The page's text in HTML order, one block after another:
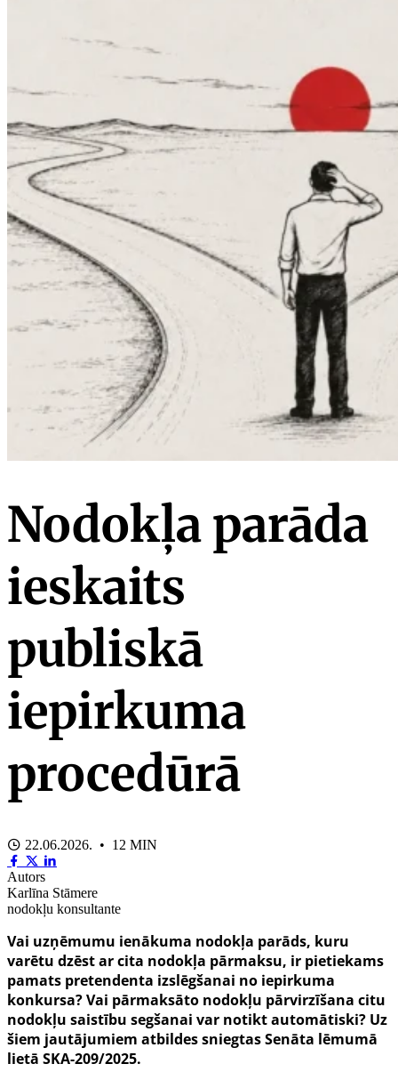
Nodokļa parāda
ieskaits
publiskā
iepirkuma
procedūrā
22.06.2026. • 12 MIN
Autors
Karlīna Stāmere
nodokļu konsultante
Vai uzņēmumu ienākuma nodokļa parāds, kuru
varētu dzēst ar cita nodokļa pārmaksu, ir pietiekams
pamats pretendenta izslēgšanai no iepirkuma
konkursa? Vai pārmaksāto nodokļu pārvirzīšana citu
nodokļu saistību segšanai var notikt automātiski? Uz
šiem jautājumiem atbildes sniegtas Senāta lēmumā
lietā SKA-209/2025.